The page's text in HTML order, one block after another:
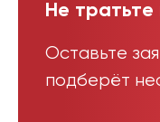
Не
Оставьте
подберёт